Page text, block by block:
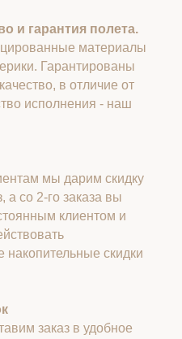
и гарантия полета.
материалы
Гарантированы
в отличие от
исполнения - наш
мы дарим скидку
а со 2-го заказа вы
клиентом и
накопительные скидки
заказ в удобное